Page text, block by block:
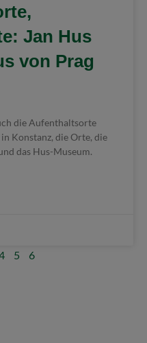
Jan Hus
von Prag
die Aufenthaltsorte
Konstanz, die Orte, die
das Hus-Museum.
5 6